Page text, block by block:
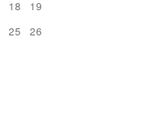
18
19
25
26